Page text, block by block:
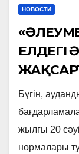
НОВОСТИ
ЕЛДЕГІ
БІР
Бүгін,
жылғы 20
нормалары